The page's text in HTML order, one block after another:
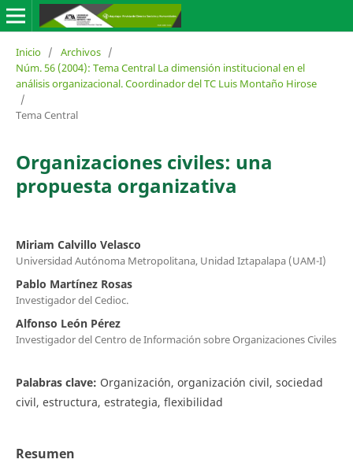
Inicio / Archivos /
Núm. 56 (2004): Tema Central La dimensión institucional en el
análisis organizacional. Coordinador del TC Luis Montaño Hirose
/
Tema Central
Organizaciones civiles: una
propuesta organizativa
Miriam Calvillo Velasco
Universidad Autónoma Metropolitana, Unidad Iztapalapa (UAM-I)
Pablo Martínez Rosas
Investigador del Cedioc.
Alfonso León Pérez
Investigador del Centro de Información sobre Organizaciones Civiles
Palabras clave: Organización, organización civil, sociedad
civil, estructura, estrategia, flexibilidad
Resumen